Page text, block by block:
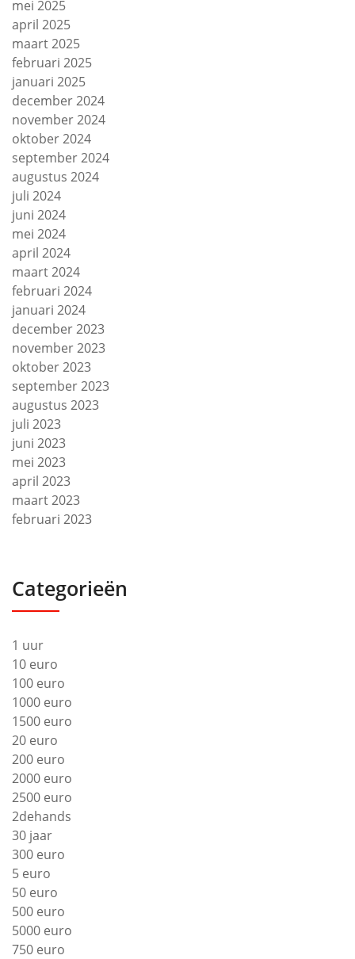
mei 2025
april 2025
maart 2025
februari 2025
januari 2025
december 2024
november 2024
oktober 2024
september 2024
augustus 2024
juli 2024
juni 2024
mei 2024
april 2024
maart 2024
februari 2024
januari 2024
december 2023
november 2023
oktober 2023
september 2023
augustus 2023
juli 2023
juni 2023
mei 2023
april 2023
maart 2023
februari 2023
Categorieën
1 uur
10 euro
100 euro
1000 euro
1500 euro
20 euro
200 euro
2000 euro
2500 euro
2dehands
30 jaar
300 euro
5 euro
50 euro
500 euro
5000 euro
750 euro